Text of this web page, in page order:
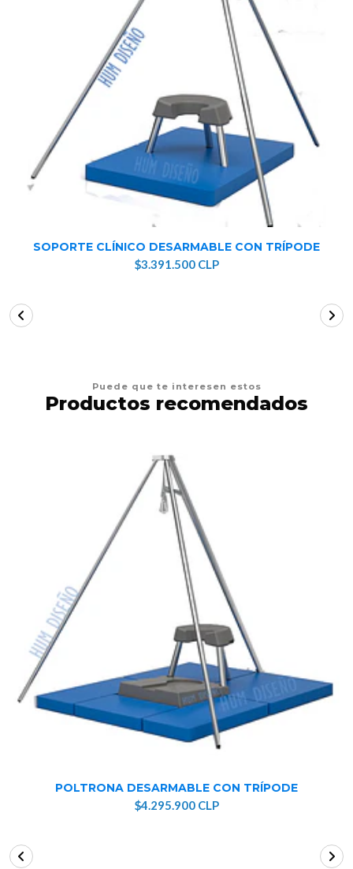
SOPORTE CLÍNICO DESARMABLE CON TRÍPODE
$3.391.500 CLP
Puede que te interesen estos
Productos recomendados
POLTRONA DESARMABLE CON TRÍPODE
$4.295.900 CLP